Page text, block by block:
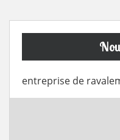
entreprise de